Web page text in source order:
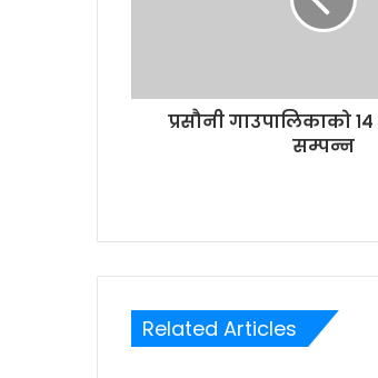
r
प्रसौनी गाउपालिकाको
सम्पन्न
Related Articles